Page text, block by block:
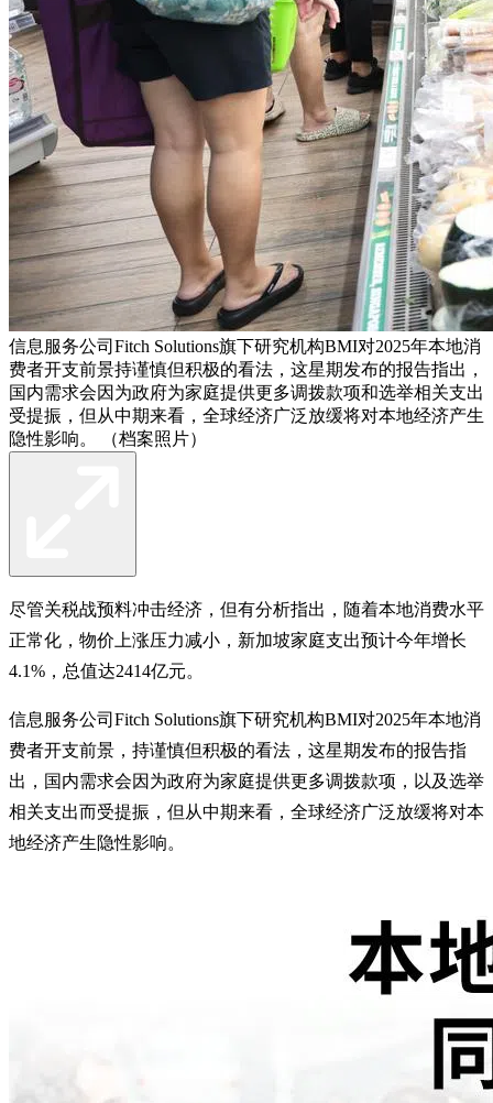
信息服务公司Fitch Solutions旗下研究机构BMI对2025年本地消
费者开支前景持谨慎但积极的看法，这星期发布的报告指出，
国内需求会因为政府为家庭提供更多调拨款项和选举相关支出
受提振，但从中期来看，全球经济广泛放缓将对本地经济产生
隐性影响。 （档案照片）
尽管关税战预料冲击经济，但有分析指出，随着本地消费水平
正常化，物价上涨压力减小，新加坡家庭支出预计今年增长
4.1%，总值达2414亿元。
信息服务公司Fitch Solutions旗下研究机构BMI对2025年本地消
费者开支前景，持谨慎但积极的看法，这星期发布的报告指
出，国内需求会因为政府为家庭提供更多调拨款项，以及选举
相关支出而受提振，但从中期来看，全球经济广泛放缓将对本
地经济产生隐性影响。